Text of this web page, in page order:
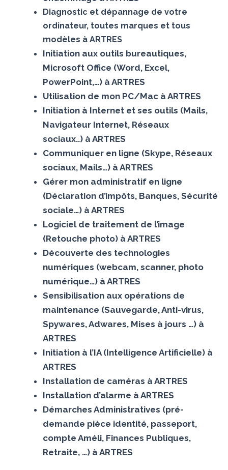
Diagnostic et dépannage de votre
ordinateur, toutes marques et tous
modèles à ARTRES
Initiation aux outils bureautiques,
Microsoft Office (Word, Excel,
PowerPoint,…) à ARTRES
Utilisation de mon PC/Mac à ARTRES
Initiation à Internet et ses outils (Mails,
Navigateur Internet, Réseaux
sociaux..) à ARTRES
Communiquer en ligne (Skype, Réseaux
sociaux, Mails…) à ARTRES
Gérer mon administratif en ligne
(Déclaration d’impôts, Banques, Sécurité
sociale…) à ARTRES
Logiciel de traitement de l’image
(Retouche photo) à ARTRES
Découverte des technologies
numériques (webcam, scanner, photo
numérique…) à ARTRES
Sensibilisation aux opérations de
maintenance (Sauvegarde, Anti-virus,
Spywares, Adwares, Mises à jours …) à
ARTRES
Initiation à l’IA (Intelligence Artificielle) à
ARTRES
Installation de caméras à ARTRES
Installation d’alarme à ARTRES
Démarches Administratives (pré-
demande pièce identité, passeport,
compte Améli, Finances Publiques,
Retraite, …) à ARTRES